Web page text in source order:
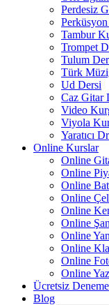
Perdesiz
Tambur
Trompet
Tulum
Türk
Ud Dersi
Caz Gitar
Video
Viyola
Yaratıcı
Online Kurslar
Online
Online
Online
Online
Online
Online
Online
Online
Online
Online
Ücretsiz
Blog